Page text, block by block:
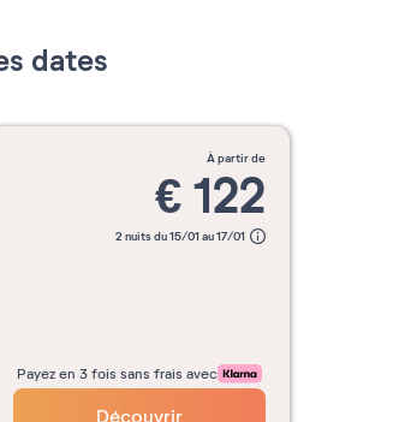
dates
à partir de
€122
2 nuits du 15/01 au 17/01
Payez en 3 fois sans frais avec
Découvrir